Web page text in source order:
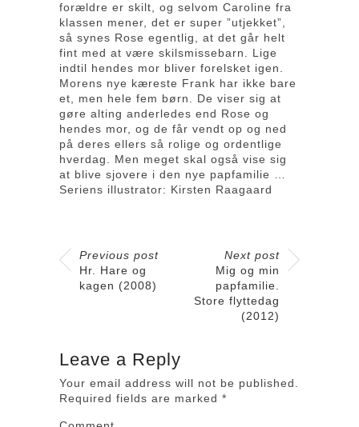
forældre er skilt, og selvom Caroline fra
klassen mener, det er super ”utjekket”,
så synes Rose egentlig, at det går helt
fint med at være skilsmissebarn. Lige
indtil hendes mor bliver forelsket igen.
Morens nye kæreste Frank har ikke bare
et, men hele fem børn. De viser sig at
gøre alting anderledes end Rose og
hendes mor, og de får vendt op og ned
på deres ellers så rolige og ordentlige
hverdag. Men meget skal også vise sig
at blive sjovere i den nye papfamilie …
Seriens illustrator: Kirsten Raagaard
Previous post
Hr. Hare og
kagen (2008)
Next post
Mig og min
papfamilie.
Store flyttedag
(2012)
Leave a Reply
Your email address will not be published.
Required fields are marked *